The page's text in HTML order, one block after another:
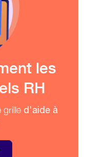
les
RH
grille d'aide à